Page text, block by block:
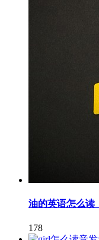
油的英语怎么读
178